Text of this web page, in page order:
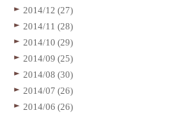
2014/12 (27)
2014/11 (28)
2014/10 (29)
2014/09 (25)
2014/08 (30)
2014/07 (26)
2014/06 (26)